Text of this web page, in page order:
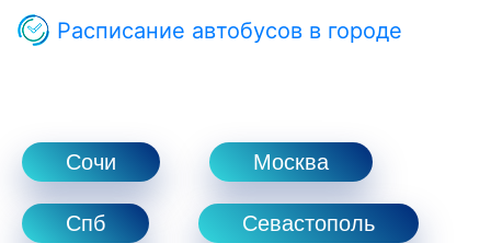
Расписание автобусов в городе
Сочи Москва
Спб Севастополь